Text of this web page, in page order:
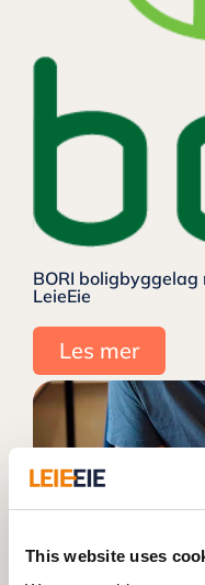
This website uses
BORI boligbyggelag
LeieEie
Les mer